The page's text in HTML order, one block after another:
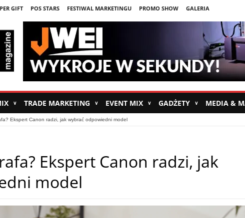
GIFT POS STARS FESTIWAL MARKETINGU PROMO SHOW GALERIA
∨ TRADE MARKETING ∨ EVENT MIX ∨ GADŻETY ∨ MEDIA &
Ekspert Canon radzi, jak wybrać odpowiedni model
Ekspert Canon radzi, jak
model